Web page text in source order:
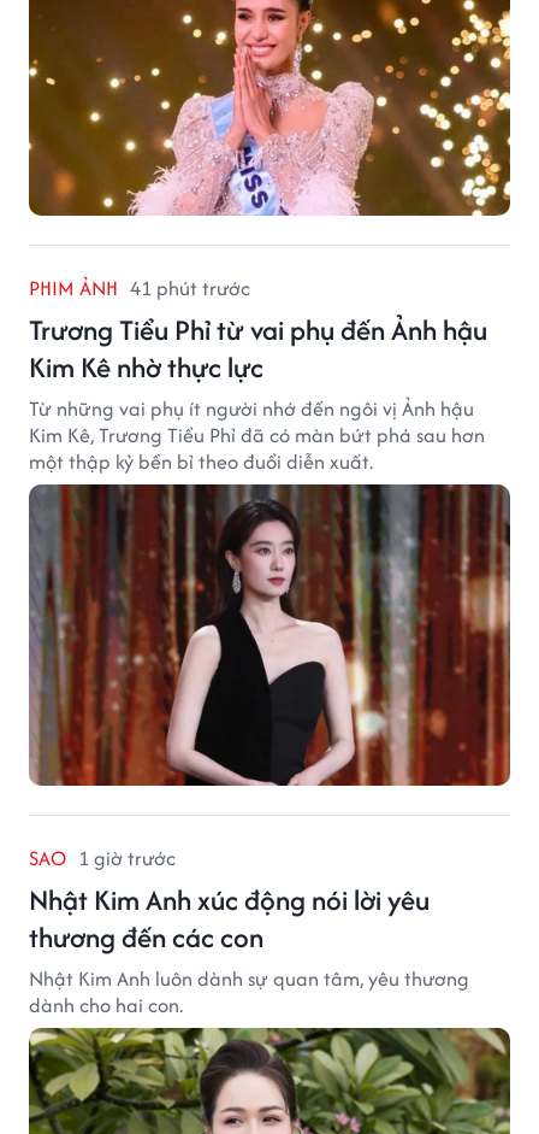
PHIM ẢNH 41 phút trước
Trương Tiểu Phỉ từ vai phụ đến Ảnh hậu
Kim Kê nhờ thực lực
Từ những vai phụ ít người nhớ đến ngôi vị Ảnh hậu
Kim Kê, Trương Tiểu Phỉ đã có màn bứt phá sau hơn
một thập kỷ bền bỉ theo đuổi diễn xuất.
SAO 1 giờ trước
Nhật Kim Anh xúc động nói lời yêu
thương đến các con
Nhật Kim Anh luôn dành sự quan tâm, yêu thương
dành cho hai con.